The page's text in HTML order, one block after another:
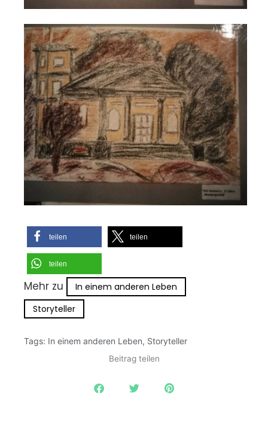
teilen teilen
teilen
Mehr zu
In einem anderen Leben
Storyteller
Tags: In einem anderen Leben, Storyteller
Beitrag teilen